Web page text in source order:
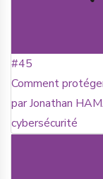
#45
Comment
par Jonathan
cybersécurité